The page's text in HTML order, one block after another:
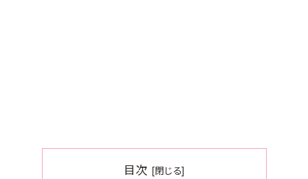
目次